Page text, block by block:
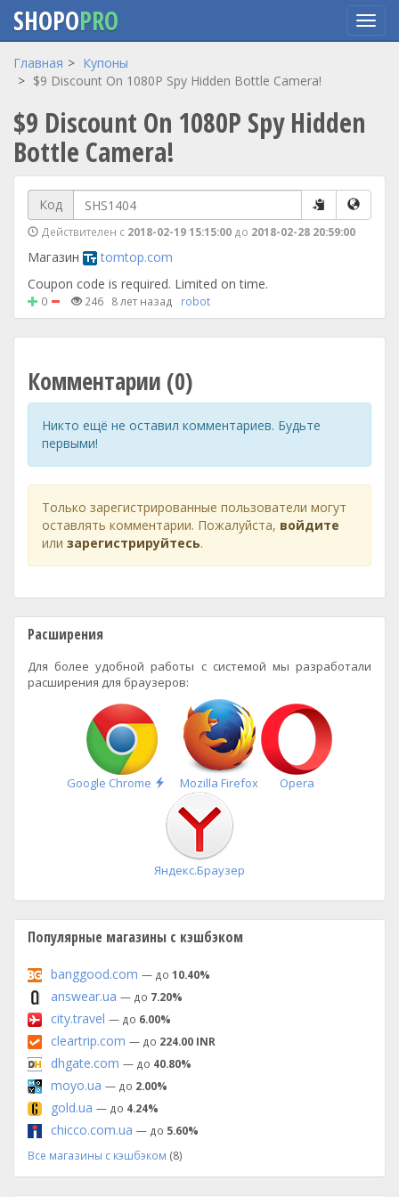
Перейти
содержанию
SHOPOPRO
Главная
Купоны
$9 Discount On 1080P Spy Hidden Bottle Camera!
$9 Discount On 1080P Spy Hidden
Bottle Camera!
Код
Действителен с 2018-02-19 15:15:00 до 2018-02-28 20:59:00
Магазин
tomtop.com
Coupon code is required. Limited on time.
0 246 8 лет назад robot
Комментарии (0)
Никто ещё не оставил комментариев. Будьте
первыми!
Только зарегистрированные пользователи могут
оставлять комментарии. Пожалуйста, войдите
или зарегистрируйтесь.
Расширения
Для более удобной работы с системой мы разработали
расширения для браузеров:
Google Chrome
Быстрая
установка
Mozilla Firefox Opera
Яндекс.Браузер
Популярные магазины с кэшбэком
banggood.com — до 10.40%
answear.ua — до 7.20%
city.travel — до 6.00%
cleartrip.com — до 224.00 INR
dhgate.com — до 40.80%
moyo.ua — до 2.00%
gold.ua — до 4.24%
chicco.com.ua — до 5.60%
Все магазины с кэшбэком (8)